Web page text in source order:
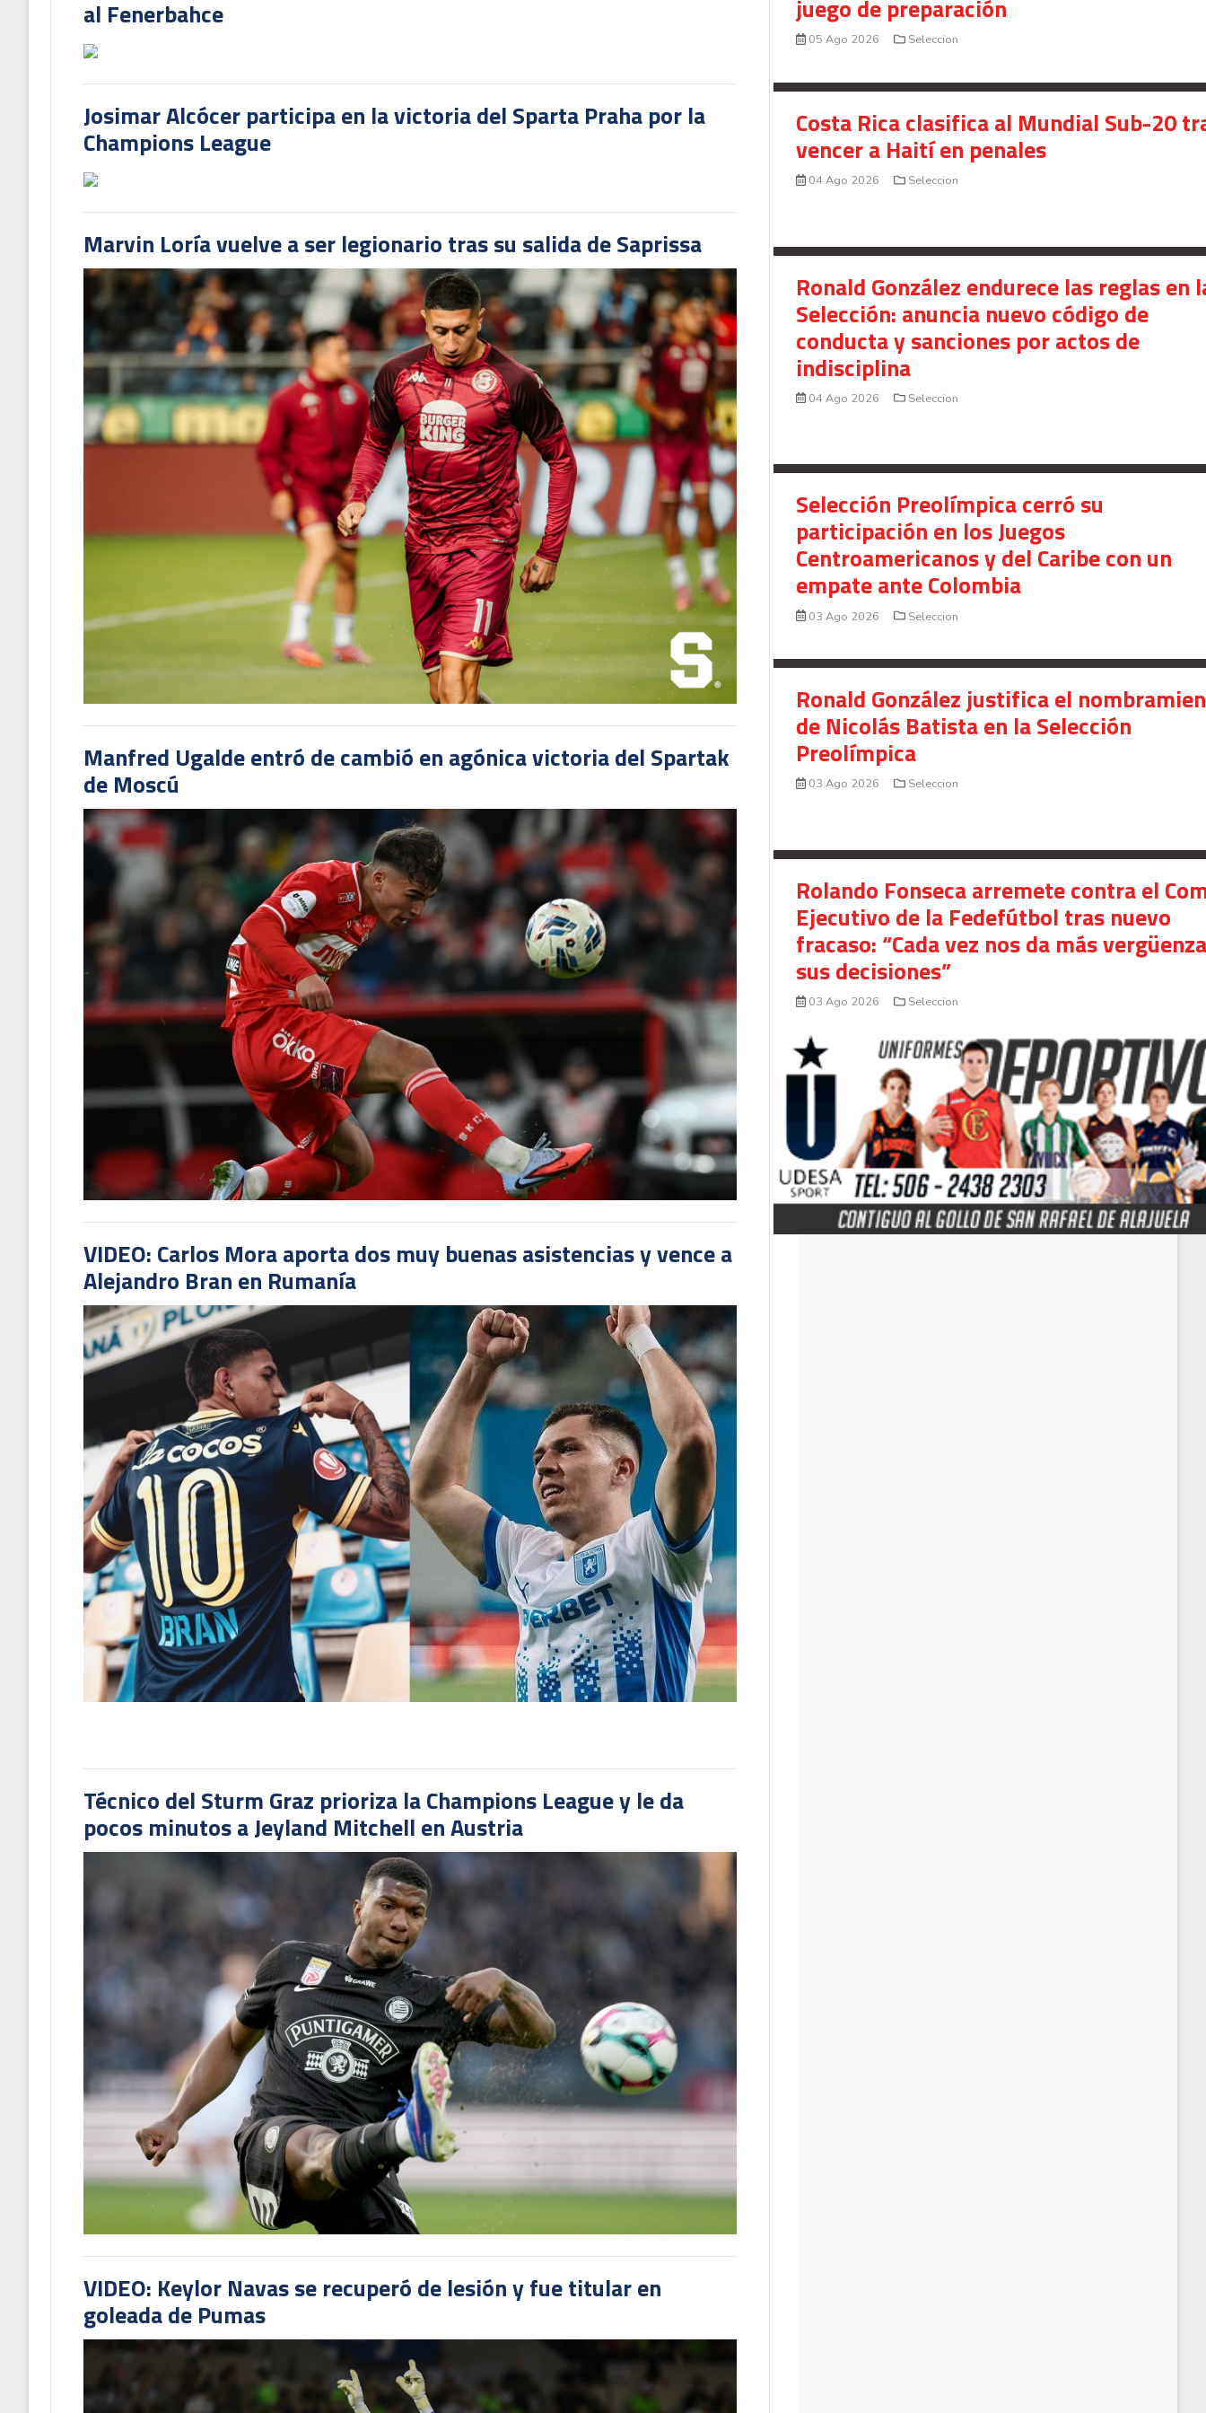
al Fenerbahce
Josimar Alcócer participa en la victoria del Sparta Praha por la
Champions League
Marvin Loría vuelve a ser legionario tras su salida de Saprissa
Manfred Ugalde entró de cambió en agónica victoria del Spartak
de Moscú
VIDEO: Carlos Mora aporta dos muy buenas asistencias y vence a
Alejandro Bran en Rumanía
Técnico del Sturm Graz prioriza la Champions League y le da
pocos minutos a Jeyland Mitchell en Austria
VIDEO: Keylor Navas se recuperó de lesión y fue titular en
goleada de Pumas
juego de preparación
05 Ago 2026 Seleccion
Costa Rica clasifica al Mundial Sub-20
vencer a Haití en penales
04 Ago 2026 Seleccion
Ronald González endurece las reglas en
Selección: anuncia nuevo código de
conducta y sanciones por actos de
indisciplina
04 Ago 2026 Seleccion
Selección Preolímpica cerró su
participación en los Juegos
Centroamericanos y del Caribe con un
empate ante Colombia
03 Ago 2026 Seleccion
Ronald González justifica el
de Nicolás Batista en la Selección
Preolímpica
03 Ago 2026 Seleccion
Rolando Fonseca arremete contra el
Ejecutivo de la Fedefútbol tras nuevo
fracaso: “Cada vez nos da más vergüenza
sus decisiones”
03 Ago 2026 Seleccion